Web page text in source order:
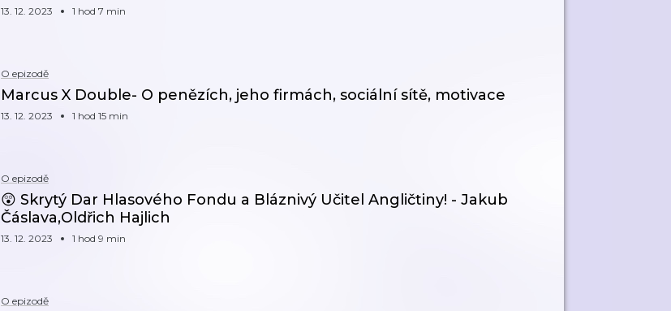
13. 12. 2023 1 hod 7 min
O epizodě
Marcus X Double- O penězích, jeho firmách, sociální sítě, motivace
13. 12. 2023 1 hod 15 min
O epizodě
😲 Skrytý Dar Hlasového Fondu a Bláznivý Učitel Angličtiny! - Jakub
Čáslava,Oldřich Hajlich
13. 12. 2023 1 hod 9 min
O epizodě